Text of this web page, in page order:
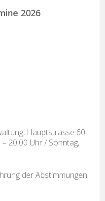
2026
Hauptstrasse 60
20.00 Uhr / Sonntag,
der Abstimmungen